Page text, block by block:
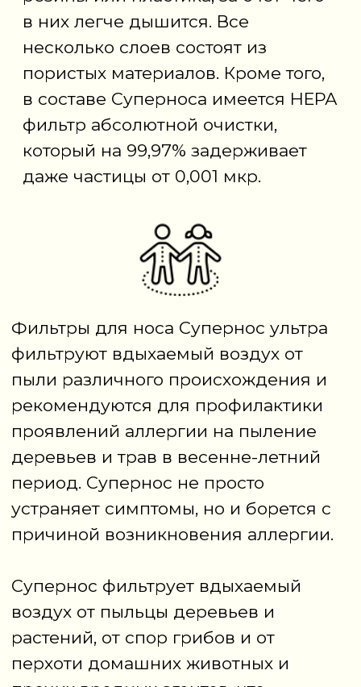
Очки защитные
для аллергиков
Купить
Купить